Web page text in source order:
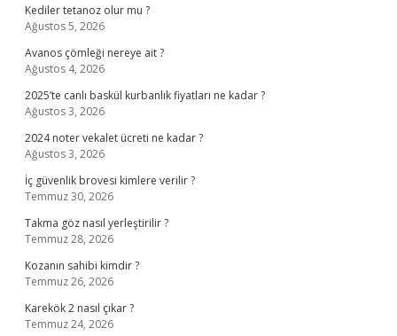
Kediler tetanoz olur mu ?
Ağustos 5, 2026
Avanos çömleği nereye ait ?
Ağustos 4, 2026
2025’te canlı baskül kurbanlık fiyatları ne kadar ?
Ağustos 3, 2026
2024 noter vekalet ücreti ne kadar ?
Ağustos 3, 2026
İç güvenlik brovesi kimlere verilir ?
Temmuz 30, 2026
Takma göz nasıl yerleştirilir ?
Temmuz 28, 2026
Kozanın sahibi kimdir ?
Temmuz 26, 2026
Karekök 2 nasıl çıkar ?
Temmuz 24, 2026